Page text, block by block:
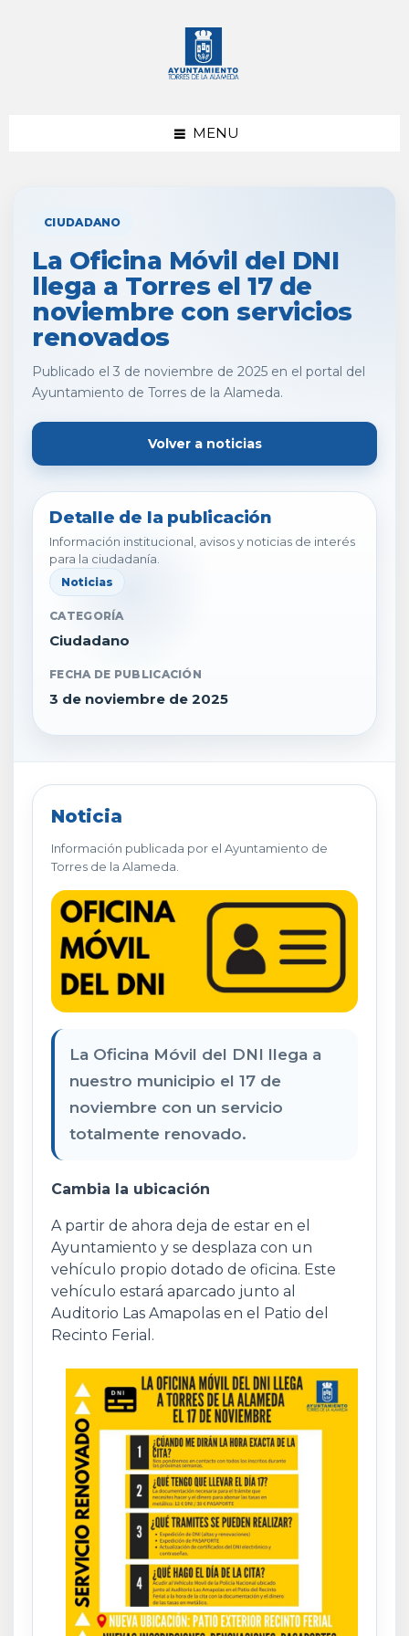
MENU
CIUDADANO
La Oficina Móvil del DNI
llega a Torres el 17 de
noviembre con servicios
renovados
Publicado el 3 de noviembre de 2025 en el portal del
Ayuntamiento de Torres de la Alameda.
Volver a noticias
Detalle de la publicación
Información institucional, avisos y noticias de interés
para la ciudadanía.
Noticias
CATEGORÍA
Ciudadano
FECHA DE PUBLICACIÓN
3 de noviembre de 2025
Noticia
Información publicada por el Ayuntamiento de
Torres de la Alameda.
La Oficina Móvil del DNI llega a
nuestro municipio el 17 de
noviembre con un servicio
totalmente renovado.
Cambia la ubicación
A partir de ahora deja de estar en el
Ayuntamiento y se desplaza con un
vehículo propio dotado de oficina. Este
vehículo estará aparcado junto al
Auditorio Las Amapolas en el Patio del
Recinto Ferial.